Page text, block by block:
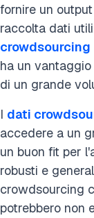
fornire un
raccolta dati
crowdsourcing
ha un
di un grande
I dati
accedere a un
un buon fit per
robusti e
crowdsourcing
potrebbero non